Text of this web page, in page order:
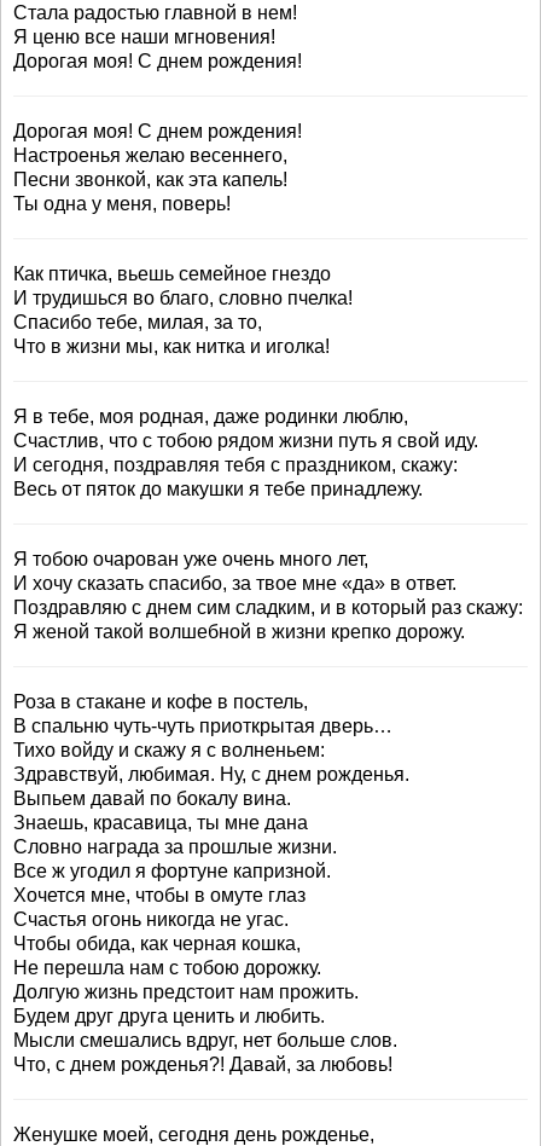
Стала радостью главной в нем!
Я ценю все наши мгновения!
Дорогая моя! С днем рождения!
Дорогая моя! С днем рождения!
Настроенья желаю весеннего,
Песни звонкой, как эта капель!
Ты одна у меня, поверь!
Как птичка, вьешь семейное гнездо
И трудишься во благо, словно пчелка!
Спасибо тебе, милая, за то,
Что в жизни мы, как нитка и иголка!
Я в тебе, моя родная, даже родинки люблю,
Счастлив, что с тобою рядом жизни путь я свой иду.
И сегодня, поздравляя тебя с праздником, скажу:
Весь от пяток до макушки я тебе принадлежу.
Я тобою очарован уже очень много лет,
И хочу сказать спасибо, за твое мне «да» в ответ.
Поздравляю с днем сим сладким, и в который раз скажу:
Я женой такой волшебной в жизни крепко дорожу.
Роза в стакане и кофе в постель,
В спальню чуть-чуть приоткрытая дверь…
Тихо войду и скажу я с волненьем:
Здравствуй, любимая. Ну, с днем рожденья.
Выпьем давай по бокалу вина.
Знаешь, красавица, ты мне дана
Словно награда за прошлые жизни.
Все ж угодил я фортуне капризной.
Хочется мне, чтобы в омуте глаз
Счастья огонь никогда не угас.
Чтобы обида, как черная кошка,
Не перешла нам с тобою дорожку.
Долгую жизнь предстоит нам прожить.
Будем друг друга ценить и любить.
Мысли смешались вдруг, нет больше слов.
Что, с днем рожденья?! Давай, за любовь!
Женушке моей, сегодня день рожденье,